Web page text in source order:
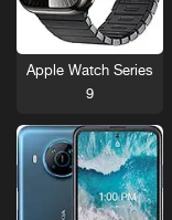
Apple Watch Series
9